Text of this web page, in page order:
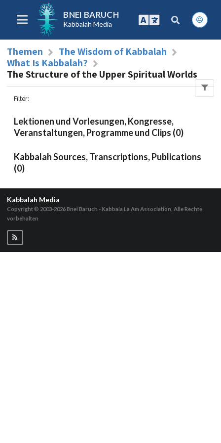
BNEI BARUCH
Kabbalah Media
Themen
The Wisdom of Kabbalah
What Is Kabbalah?
The Structure of the Upper Spiritual Worlds
Filter:
Lektionen und Vorlesungen, Kongresse,
Veranstaltungen, Programme und Clips (0)
Kabbalah Sources, Transcriptions, Publications
(0)
Kabbalah Media
Copyright © 2003-2026Bnei Baruch - Kabbala La Am Association, Alle Rechte
vorbehalten